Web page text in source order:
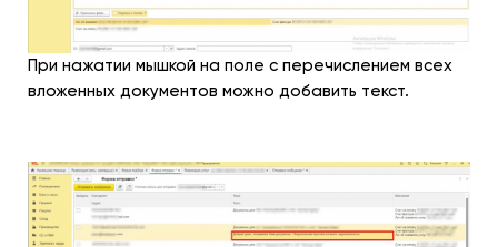
При нажатии мышкой на поле с перечислением всех
вложенных документов можно добавить текст.